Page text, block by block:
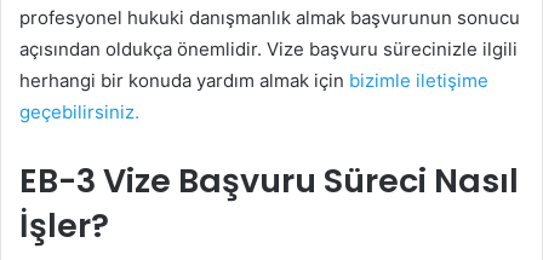
profesyonel hukuki danışmanlık almak başvurunun sonucu
açısından oldukça önemlidir. Vize başvuru sürecinizle ilgili
herhangi bir konuda yardım almak için bizimle iletişime
geçebilirsiniz.
EB-3 Vize Başvuru Süreci Nasıl
İşler?